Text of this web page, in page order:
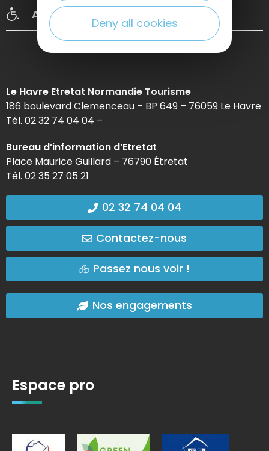
Accessibilté
Le Havre Etretat Normandie Tourisme
186 boulevard Clemenceau – BP 649 – 76059 Le Havre
Tél. 02 32 74 04 04 –
Bureau d’information d’Etretat
Place Maurice Guillard – 76790 Étretat
Tél. 02 35 27 05 21
02 32 74 04 04
Contactez-nous
Passez nous voir !
Nos engagements
Espace pro
Deny all cookies